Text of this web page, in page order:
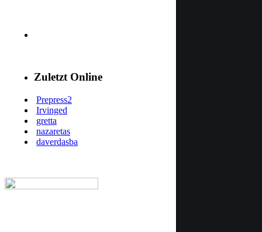
Zuletzt Online
Prepress2
Irvinged
gretta
nazaretas
daverdasba